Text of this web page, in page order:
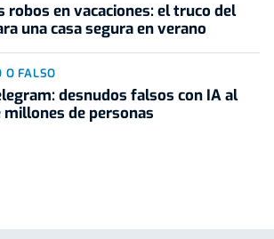
robos en vacaciones: el truco del
una casa segura en verano
O FALSO
desnudos falsos con IA al
millones de personas